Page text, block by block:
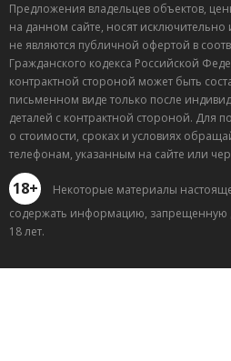
Предложения владельцев объектов,
на данном сайте, носят
не являются публичной офертой в
Гражданского кодекса Российской
контрактной стороной может быть
письменном виде только после
деталей с контрактной стороной. Для
о стоимости, сроках и условиях
телефонам, указанным на сайте или
18+
Некоторые материалы
содержать информацию, запрещенную
18 лет.